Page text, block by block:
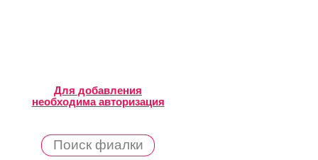
Для добавления
необходима авторизация
Поиск фиалки